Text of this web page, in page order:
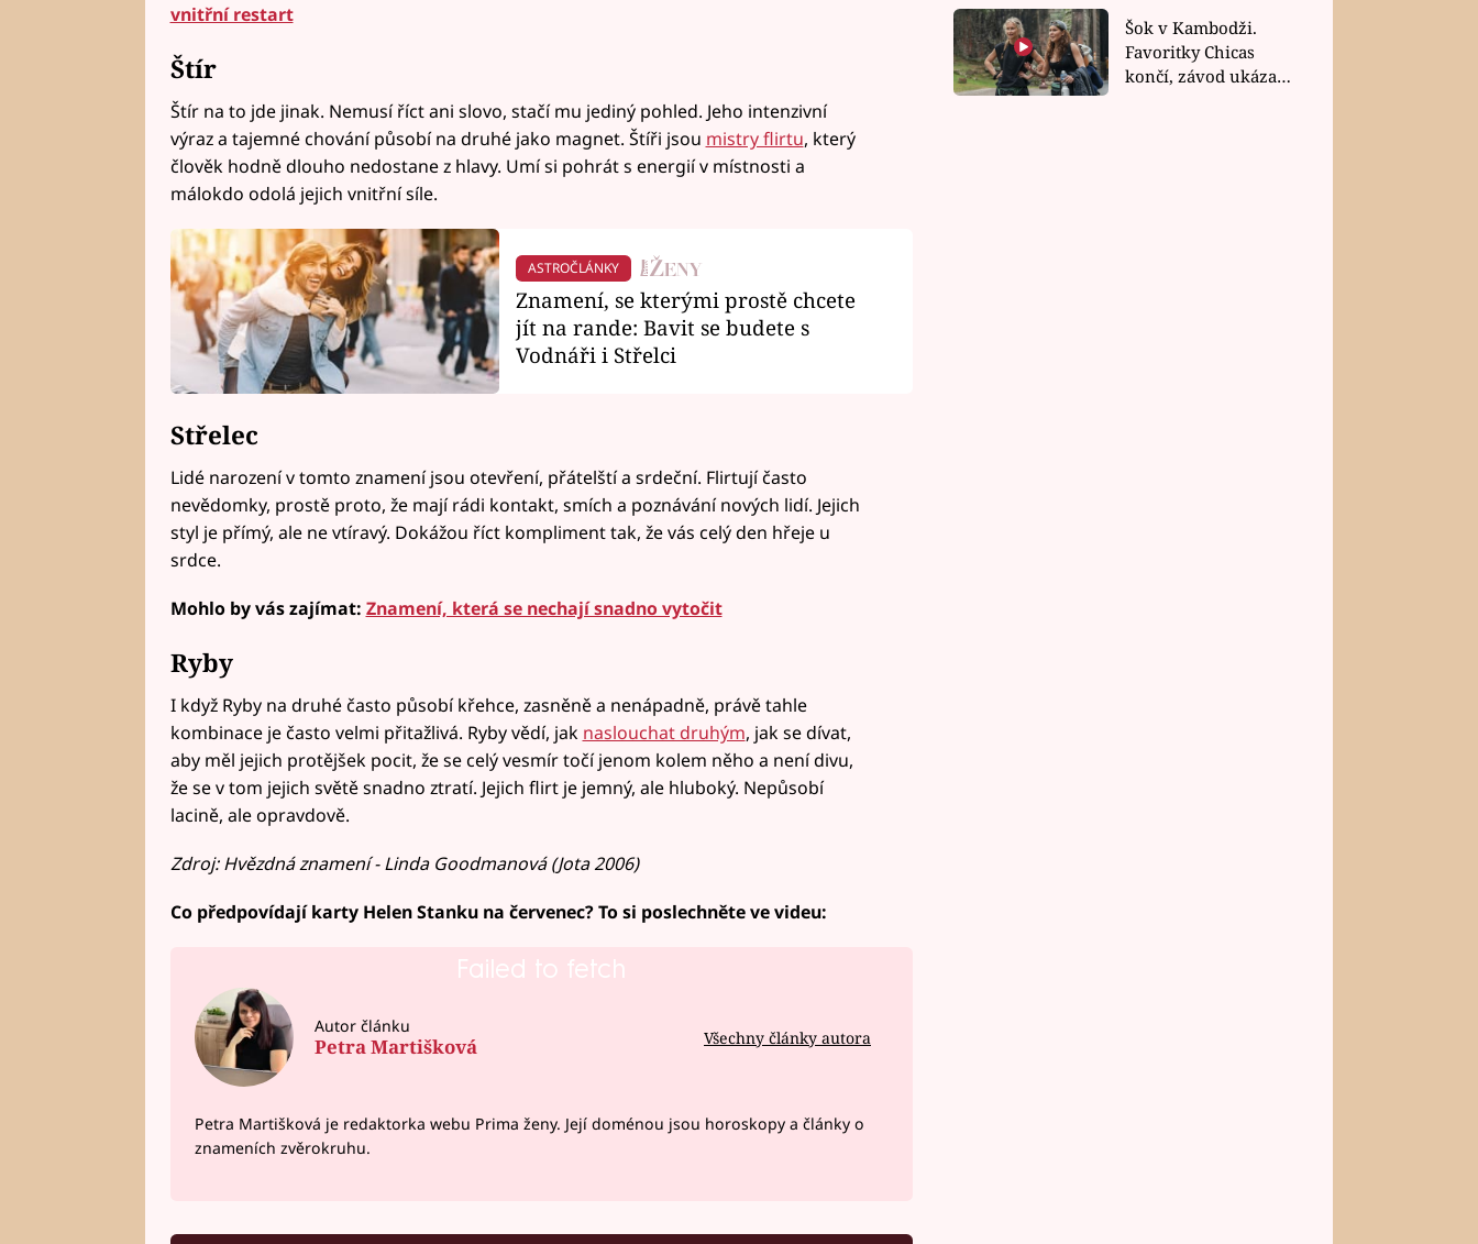
vnitřní restart
Štír
Štír na to jde jinak. Nemusí říct ani slovo, stačí mu jediný pohled. Jeho intenzivní
výraz a tajemné chování působí na druhé jako magnet. Štíři jsou mistry flirtu, který
člověk hodně dlouho nedostane z hlavy. Umí si pohrát s energií v místnosti a
málokdo odolá jejich vnitřní síle.
ASTROČLÁNKY
Znamení, se kterými prostě chcete
jít na rande: Bavit se budete s
Vodnáři i Střelci
Střelec
Lidé narození v tomto znamení jsou otevření, přátelští a srdeční. Flirtují často
nevědomky, prostě proto, že mají rádi kontakt, smích a poznávání nových lidí. Jejich
styl je přímý, ale ne vtíravý. Dokážou říct kompliment tak, že vás celý den hřeje u
srdce.
Mohlo by vás zajímat: Znamení, která se nechají snadno vytočit
Ryby
I když Ryby na druhé často působí křehce, zasněně a nenápadně, právě tahle
kombinace je často velmi přitažlivá. Ryby vědí, jak naslouchat druhým, jak se dívat,
aby měl jejich protějšek pocit, že se celý vesmír točí jenom kolem něho a není divu,
že se v tom jejich světě snadno ztratí. Jejich flirt je jemný, ale hluboký. Nepůsobí
lacině, ale opravdově.
Zdroj: Hvězdná znamení - Linda Goodmanová (Jota 2006)
Co předpovídají karty Helen Stanku na červenec? To si poslechněte ve videu:
Failed to fetch
Autor článku
Petra Martišková Všechny články autora
Petra Martišková je redaktorka webu Prima ženy. Její doménou jsou horoskopy a články o
znameních zvěrokruhu.
závodu nůž na krku
Šok v Kambodži.
Favoritky Chicas
končí, závod ukázal